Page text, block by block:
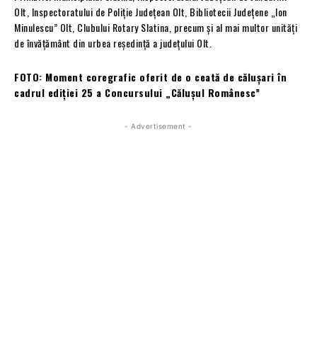
Olt, Inspectoratului de Poliție Județean Olt, Bibliotecii Județene „Ion
Minulescu” Olt, Clubului Rotary Slatina, precum și al mai multor unități
de învățământ din urbea reședință a județului Olt.
FOTO: Moment coregrafic oferit de o ceată de călușari în
cadrul ediției 25 a Concursului „Călușul Românesc”
- Advertisement -